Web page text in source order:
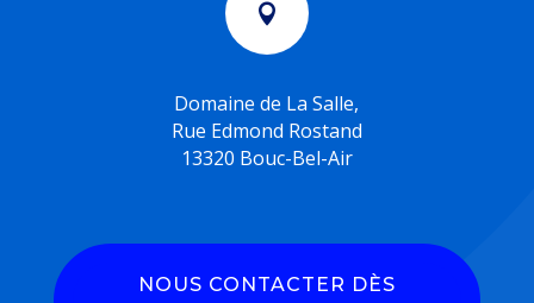

Domaine de La Salle,
Rue Edmond Rostand
13320 Bouc-Bel-Air
NOUS CONTACTER DÈS